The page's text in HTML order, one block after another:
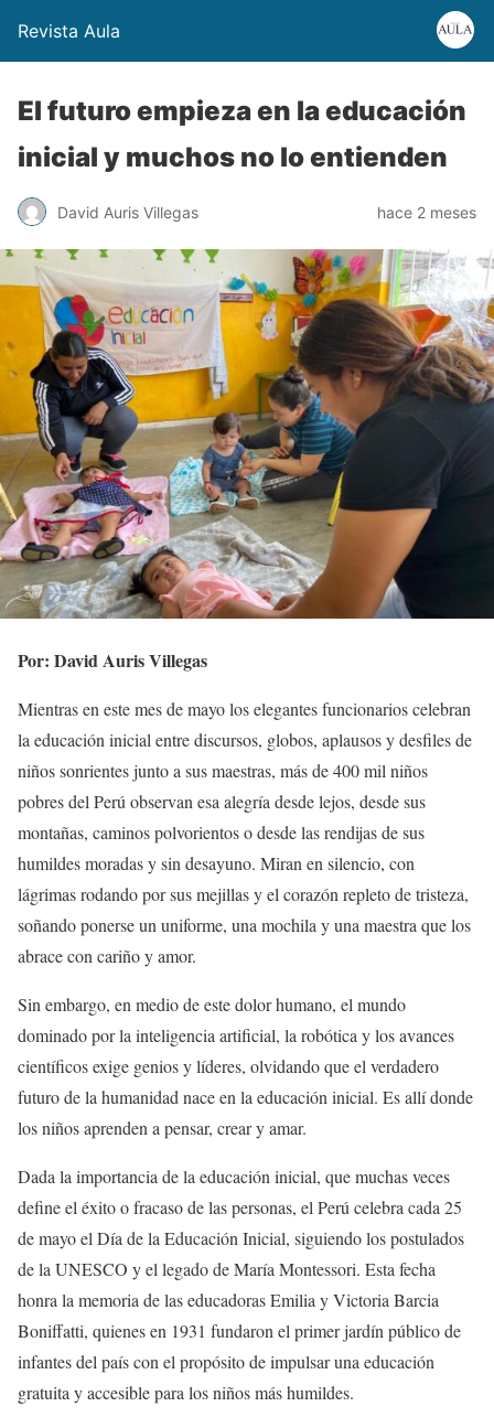
Revista Aula
El futuro empieza en la educación
inicial y muchos no lo entienden
David Auris Villegas hace 2 meses
Por: David Auris Villegas
Mientras en este mes de mayo los elegantes funcionarios celebran
la educación inicial entre discursos, globos, aplausos y desfiles de
niños sonrientes junto a sus maestras, más de 400 mil niños
pobres del Perú observan esa alegría desde lejos, desde sus
montañas, caminos polvorientos o desde las rendijas de sus
humildes moradas y sin desayuno. Miran en silencio, con
lágrimas rodando por sus mejillas y el corazón repleto de tristeza,
soñando ponerse un uniforme, una mochila y una maestra que los
abrace con cariño y amor.
Sin embargo, en medio de este dolor humano, el mundo
dominado por la inteligencia artificial, la robótica y los avances
científicos exige genios y líderes, olvidando que el verdadero
futuro de la humanidad nace en la educación inicial. Es allí donde
los niños aprenden a pensar, crear y amar.
Dada la importancia de la educación inicial, que muchas veces
define el éxito o fracaso de las personas, el Perú celebra cada 25
de mayo el Día de la Educación Inicial, siguiendo los postulados
de la UNESCO y el legado de María Montessori. Esta fecha
honra la memoria de las educadoras Emilia y Victoria Barcia
Boniffatti, quienes en 1931 fundaron el primer jardín público de
infantes del país con el propósito de impulsar una educación
gratuita y accesible para los niños más humildes.